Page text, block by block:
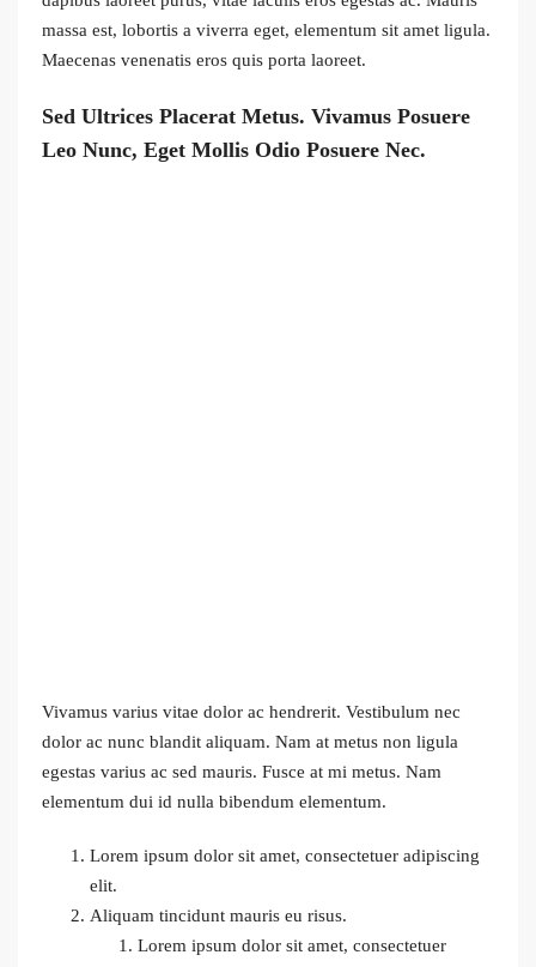
massa est, lobortis a viverra eget, elementum sit amet ligula.
Maecenas venenatis eros quis porta laoreet.
Sed Ultrices Placerat Metus. Vivamus Posuere
Leo Nunc, Eget Mollis Odio Posuere Nec.
Vivamus varius vitae dolor ac hendrerit. Vestibulum nec
dolor ac nunc blandit aliquam. Nam at metus non ligula
egestas varius ac sed mauris. Fusce at mi metus. Nam
elementum dui id nulla bibendum elementum.
Lorem ipsum dolor sit amet, consectetuer adipiscing
elit.
Aliquam tincidunt mauris eu risus.
Lorem ipsum dolor sit amet, consectetuer